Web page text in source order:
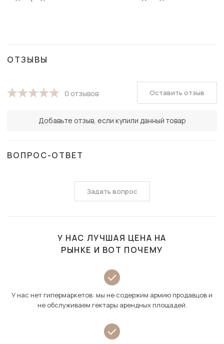
ОТЗЫВЫ
0 отзывов
Добавьте отзыв, если купили данный товар
Оставить отзыв
ВОПРОС-ОТВЕТ
Задать вопрос
У НАС ЛУЧШАЯ ЦЕНА НА
РЫНКЕ И ВОТ ПОЧЕМУ
У нас нет гипермаркетов: мы не содержим армию продавцов и
не обслуживаем гектары арендных площадей.